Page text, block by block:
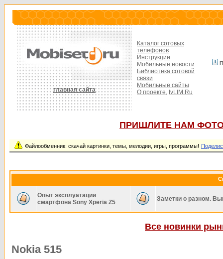
главная сайта
Каталог сотовых
телефонов
Инструкции
Мобильные новости
Библиотека сотовой
связи
Мобильные сайты
О проекте, IvLIM.Ru
ПРИШЛИТЕ НАМ
Файлообменник: скачай картинки, темы, мелодии, игры, программы!
Опыт эксплуатации
смартфона Sony Xperia Z5
Заметки о разном.
Все новинки
Nokia 515